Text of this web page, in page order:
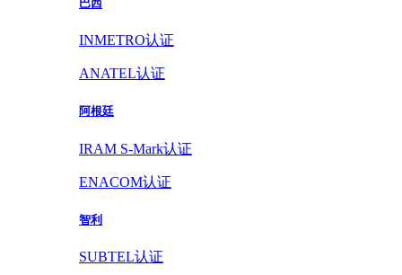
巴西
INMETRO认证
ANATEL认证
阿根廷
IRAM S-Mark认证
ENACOM认证
智利
SUBTEL认证